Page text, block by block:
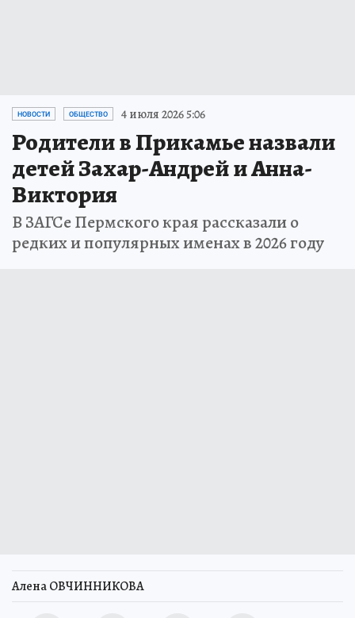
НОВОСТИ ОБЩЕСТВО 4 июля 2026 5:06
Родители в Прикамье назвали
детей Захар-Андрей и Анна-
Виктория
В ЗАГСе Пермского края рассказали о
редких и популярных именах в 2026 году
Алена ОВЧИННИКОВА